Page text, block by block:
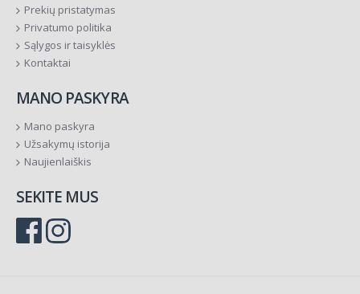
Prekių pristatymas
Privatumo politika
Sąlygos ir taisyklės
Kontaktai
MANO PASKYRA
Mano paskyra
Užsakymų istorija
Naujienlaiškis
SEKITE MUS